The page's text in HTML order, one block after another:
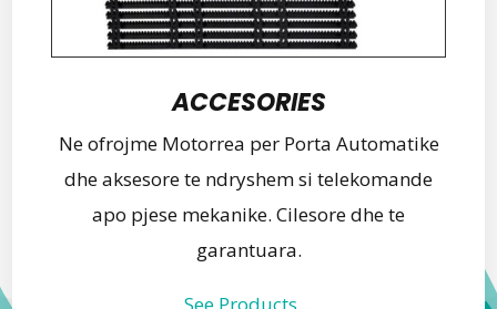
ACCESORIES
Ne ofrojme Motorrea per Porta Automatike
dhe aksesore te ndryshem si telekomande
apo pjese mekanike. Cilesore dhe te
garantuara.